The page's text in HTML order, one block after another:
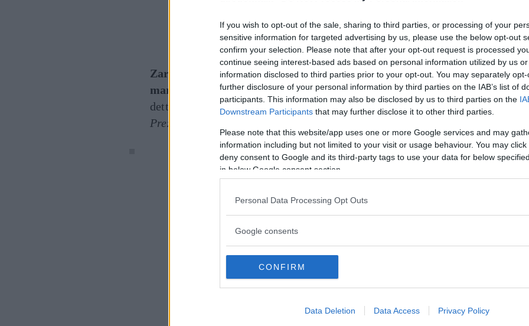
If you wish to opt-out of the sale, sharing to third parties, or processing of your
sensitive information for targeted advertising by us, please use the below opt-out
confirm your selection. Please note that after your opt-out request is processed
continue seeing interest-based ads based on personal information utilized by us
information disclosed to third parties prior to your opt-out. You may separately
further disclosure of your personal information by third parties on the IAB’s list of
participants. This information may also be disclosed by us to third parties on the
Downstream Participants that may further disclose it to other third parties.
Please note that this website/app uses one or more Google services and may
information including but not limited to your visit or usage behaviour. You may
deny consent to Google and its third-party tags to use your data for below
in below Google consent section.
Personal Data Processing Opt Outs
Google consents
CONFIRM
Data Deletion Data Access Privacy Policy
Zara propone una borsa a tracolla di colore nero conforma a
marsupio
e struttura intrecciata. La tracolla è regolabile con
dettaglio di impunture di colore a contrasto.
Prezzo consigliato: 23,95 euro